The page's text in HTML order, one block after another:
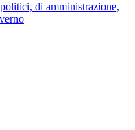
di amministrazione,